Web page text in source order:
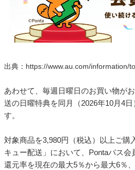
出典：https://www.au.com/information/
あわせて、毎週日曜日のお買い物が
送の日曜特典を同月（2026年10月4
す。
対象商品を3,980円（税込）以上ご購
キュー配送」において、Pontaパス会
還元率を現在の最大5％から最大6％